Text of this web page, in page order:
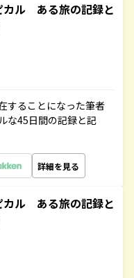
カル ある旅の記録と
することになった筆者
な45日間の記録と記
詳細を見る
カル ある旅の記録と